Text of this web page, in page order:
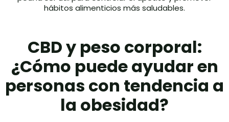
hábitos alimenticios más saludables.
CBD y peso corporal:
¿Cómo puede ayudar en
personas con tendencia a
la obesidad?